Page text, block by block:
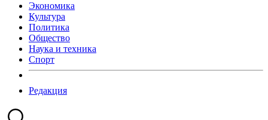
Экономика
Культура
Политика
Общество
Наука и техника
Спорт
Редакция